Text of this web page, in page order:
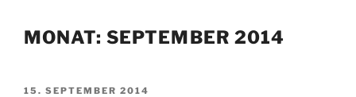
MONAT: SEPTEMBER 2014
VERÖFFENTLICHT
15. SEPTEMBER 2014